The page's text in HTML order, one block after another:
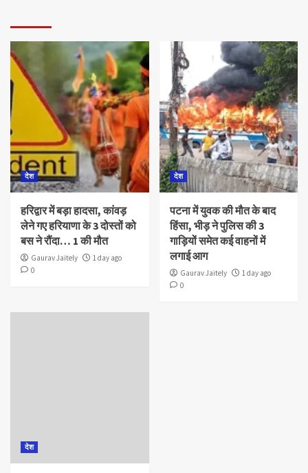
देश
हरिद्वार में बड़ा हादसा, कांवड़
लेने गए हरियाणा के 3 दोस्तों को
बस ने रौंदा… 1 की मौत
Gaurav Jaitely
1 day ago
0
देश
पटना में युवक की मौत के बाद
हिंसा, भीड़ ने पुलिस की 3
गाड़ियों समेत कई वाहनों में
लगाई आग
Gaurav Jaitely
1 day ago
0
देश